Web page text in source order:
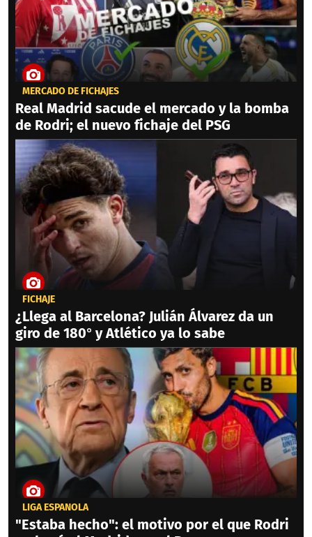
MERCADO DE FICHAJES
Real Madrid sacude el mercado y la bomba
de Rodri; el nuevo fichaje del PSG
FICHAJE
¿Llega al Barcelona? Julián Álvarez da un
giro de 180° y Atlético ya lo sabe
LIGA ESPAÑOLA
"Estaba hecho": el motivo por el que Rodri